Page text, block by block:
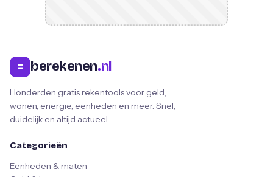
= berekenen.nl
Honderden gratis rekentools voor geld,
wonen, energie, eenheden en meer. Snel,
duidelijk en altijd actueel.
Categorieën
Eenheden & maten